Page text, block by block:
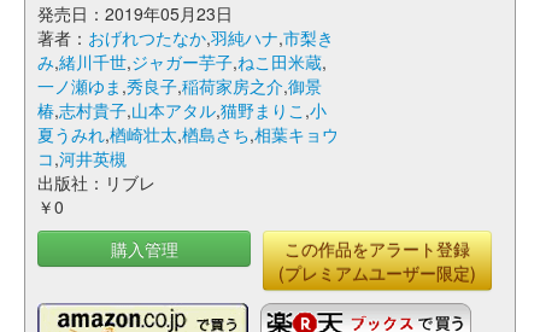
発売日：2019年05月23日
著者： おげれつたなか,羽純ハナ,市梨き
み,緒川千世,ジャガー芋子,ねこ田米蔵,
一ノ瀬ゆま ,秀良子,稲荷家房之介,御景
椿,志村貴子,山本アタル,猫野まりこ ,小
夏うみれ,楢崎壮太,楢島さち,相葉キョウ
コ,河井英槻
出版社：リブレ
￥0
購入管理
この作品をアラート登録
(プレミアムユーザー限定)